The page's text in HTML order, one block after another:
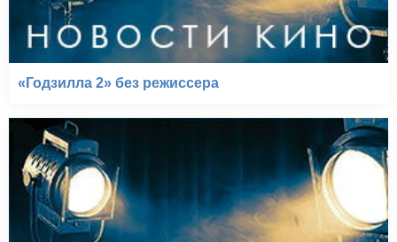
«Годзилла 2» без режиссера